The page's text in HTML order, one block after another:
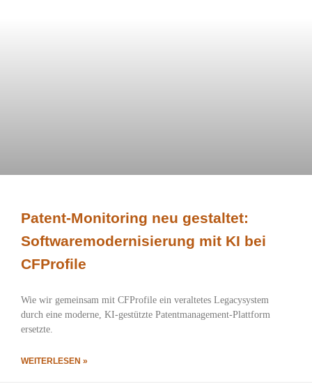
Patent-Monitoring neu gestaltet:
Softwaremodernisierung mit KI bei
CFProfile
Wie wir gemeinsam mit CFProfile ein veraltetes Legacysystem
durch eine moderne, KI-gestützte Patentmanagement-Plattform
ersetzte.
WEITERLESEN »